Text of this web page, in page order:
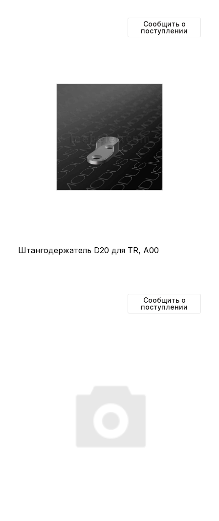
Сообщить о
поступлении
Штангодержатель D20 для TR, А00
Сообщить о
поступлении